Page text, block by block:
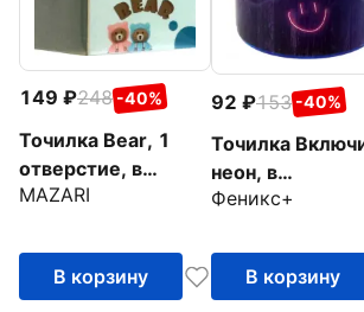
149 248 -40%
Точилка Bear, 1
отверстие, в
ассортименте
MAZARI
В корзину
92 153 -40%
Точилка
неон, в
ассортименте
Феникс+
В корзину